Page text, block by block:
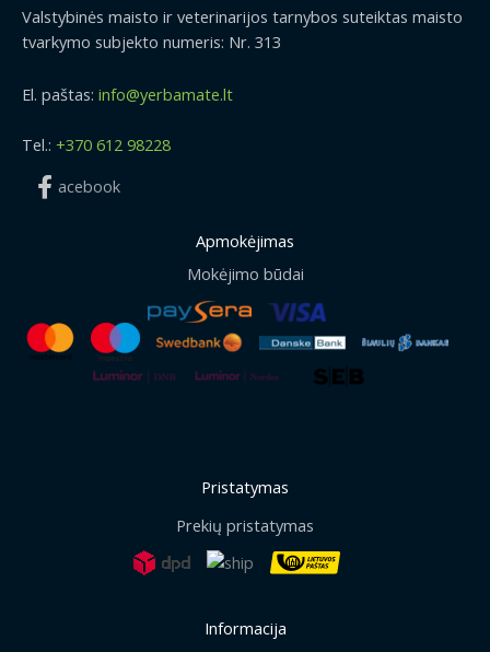
9
9
€
.
Valstybinės maisto ir veterinarijos tarnybos suteiktas maisto
tvarkymo subjekto numeris: Nr. 313
El. paštas: info@yerbamate.lt
Tel.: +370 612 98228
acebook
Apmokėjimas
Mokėjimo būdai
Pristatymas
Prekių pristatymas
Informacija